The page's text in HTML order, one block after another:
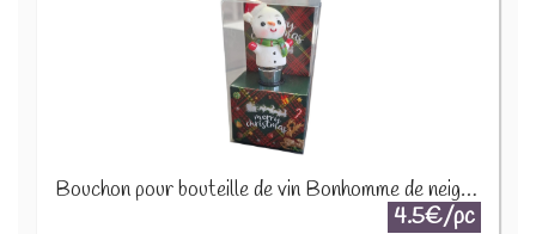
Bouchon pour bouteille de vin Bonhomme de neige X-M10.2
4.5€/pc